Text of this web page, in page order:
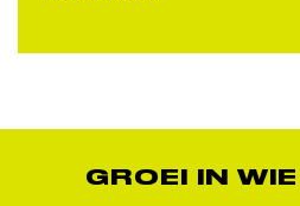
GROEI IN